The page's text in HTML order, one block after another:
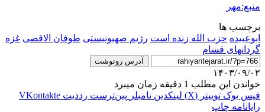
منبع:مهر
برچسب ها
ابوعبیده حزب الله زنده است رژیم صهیونیستی طوفان الاقصی غزه
گردانهای قسام
آدرس رونوشت
۱۴۰۳/۰۹/۰۲
خواندن این مطلب 1 دقیقه زمان میبرد
فیس بوک توییتر (X) لینکدین ‫تامبلر ‫پین‌ترست ‫رددیت ‫VKontakte
رایانامه چاپ